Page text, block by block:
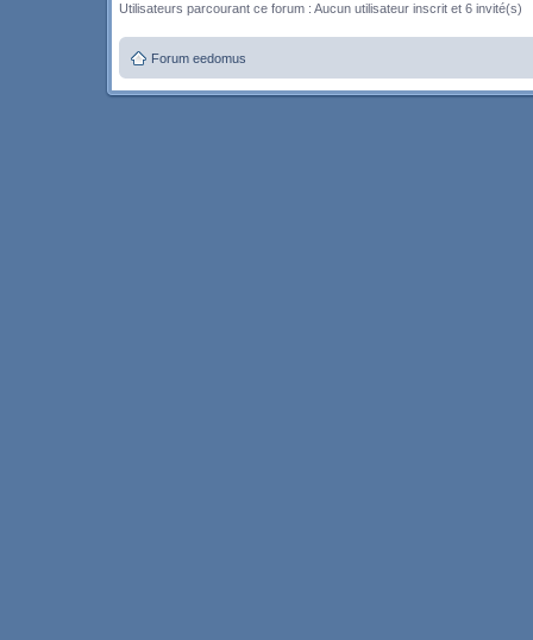
Utilisateurs parcourant ce forum : Aucun utilisateur inscrit et 6 invité(s)
Forum eedomus